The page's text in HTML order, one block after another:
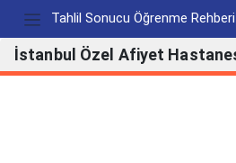
Tahlil Sonucu Öğrenme Rehberi
İstanbul Özel Afiyet